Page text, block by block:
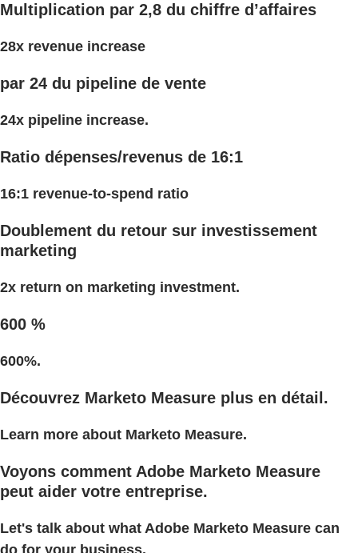
Multiplication par 2,8 du chiffre d’affaires
28x revenue increase
par 24 du pipeline de vente
24x pipeline increase.
Ratio dépenses/revenus de 16:1
16:1 revenue-to-spend ratio
Doublement du retour sur investissement
marketing
2x return on marketing investment.
600 %
600%.
Découvrez Marketo Measure plus en détail.
Learn more about Marketo Measure.
Voyons comment Adobe Marketo Measure
peut aider votre entreprise.
Let's talk about what Adobe Marketo Measure can